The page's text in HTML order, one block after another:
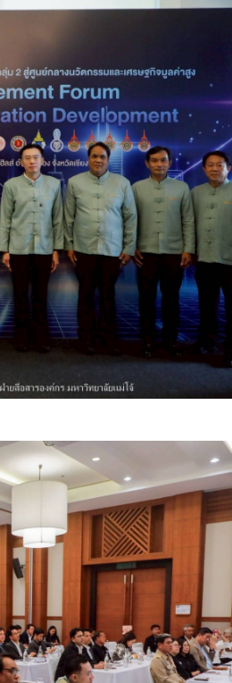
นเป็นเครือข่าย แลกเปลี่ยนเรียน
มสอดรับเชิงยุทธศาสตร์ เชื่อมโยง
มนตรีว่าการกระทรวงการอุดมศึก
ะจุดเน้นเชิงยุทธศาสตร์ของเครือ
ามร่วมมือ ทั้ง 19 แห่ง อันจะนำไป
ณภาพการศึกษาและงานวิจัย และ
สร้างกลไกความร่วมมือของมหาวิ
ประสิทธิภาพ เกิดผลลัพธ์เชิงรูปธร
งประเทศให้มีความเข้มแข็งและ